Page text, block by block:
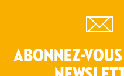
ABONNEZ-